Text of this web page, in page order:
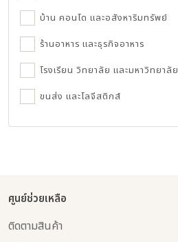
บ้าน คอนโด และอสังหาริมทรัพย์
ร้านอาหาร และธุรกิจอาหาร
โรงเรียน วิทยาลัย และมหาวิทยาลัย
ขนส่ง และโลจีสติกส์
ศูนย์ช่วยเหลือ
ติดตามสินค้า